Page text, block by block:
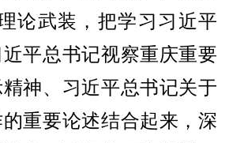
论武装，把学习习近平
平总书记视察重庆重要
神、习近平总书记关于
重要论述结合起来，深